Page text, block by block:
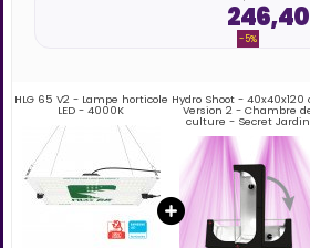
-5%
HLG 65 V2 - Lampe horticole
LED - 4000K
Hydro Shoot - 40x40x120
Version 2 - Chambre
culture - Secret Jardin